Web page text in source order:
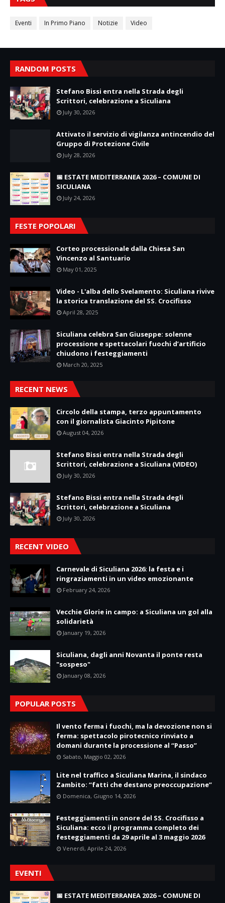
Eventi In Primo Piano Notizie Video
RANDOM POSTS
Stefano Bissi entra nella Strada degli
Scrittori, celebrazione a Siculiana
July 30, 2026
Attivato il servizio di vigilanza antincendio del
Gruppo di Protezione Civile
July 28, 2026
📅 ESTATE MEDITERRANEA 2026 – COMUNE DI
SICULIANA
July 24, 2026
FESTE POPOLARI
Corteo processionale dalla Chiesa San
Vincenzo al Santuario
May 01, 2025
Video - L'alba dello Svelamento: Siculiana rivive
la storica translazione del SS. Crocifisso
April 28, 2025
Siculiana celebra San Giuseppe: solenne
processione e spettacolari fuochi d’artificio
chiudono i festeggiamenti
March 20, 2025
RECENT NEWS
Circolo della stampa, terzo appuntamento
con il giornalista Giacinto Pipitone
August 04, 2026
Stefano Bissi entra nella Strada degli
Scrittori, celebrazione a Siculiana (VIDEO)
July 30, 2026
Stefano Bissi entra nella Strada degli
Scrittori, celebrazione a Siculiana
July 30, 2026
RECENT VIDEO
Carnevale di Siculiana 2026: la festa e i
ringraziamenti in un video emozionante
February 24, 2026
Vecchie Glorie in campo: a Siculiana un gol alla
solidarietà
January 19, 2026
Siculiana, dagli anni Novanta il ponte resta
"sospeso"
January 08, 2026
POPULAR POSTS
Il vento ferma i fuochi, ma la devozione non si
ferma: spettacolo pirotecnico rinviato a
domani durante la processione al “Passo”
Sabato, Maggio 02, 2026
Lite nel traffico a Siculiana Marina, il sindaco
Zambito: “fatti che destano preoccupazione”
Domenica, Giugno 14, 2026
Festeggiamenti in onore del SS. Crocifisso a
Siculiana: ecco il programma completo dei
festeggiamenti da 29 aprile al 3 maggio 2026
Venerdì, Aprile 24, 2026
EVENTI
📅 ESTATE MEDITERRANEA 2026 – COMUNE DI